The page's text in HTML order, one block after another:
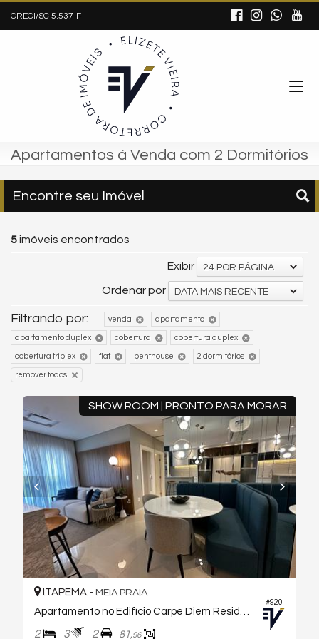
CRECI/SC 5.537-F
Apartamentos à Venda com 2 Dormitórios
Encontre seu Imóvel
5imóveis encontrados
Exibir 24 POR PÁGINA
Ordenar por DATA MAIS RECENTE
Filtrando por: venda apartamento
apartamento duplex cobertura cobertura duplex
cobertura triplex flat penthouse 2 dormitórios
remover todos
SHOW ROOM | PRONTO PARA MORAR
#920
ITAPEMA - MEIA PRAIA
Apartamento no Edifício Carpe Diem Residence
2 3 2 81,96